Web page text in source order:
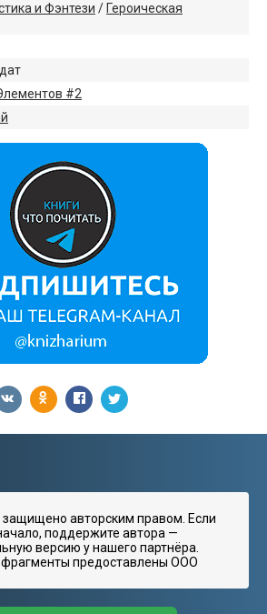
и Фэнтези / Героическая
#2
авторским правом. Если
поддержите автора —
версию у нашего партнёра.
предоставлены ООО